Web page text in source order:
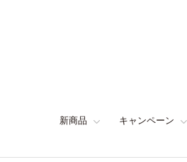
新商品 キャンペーン